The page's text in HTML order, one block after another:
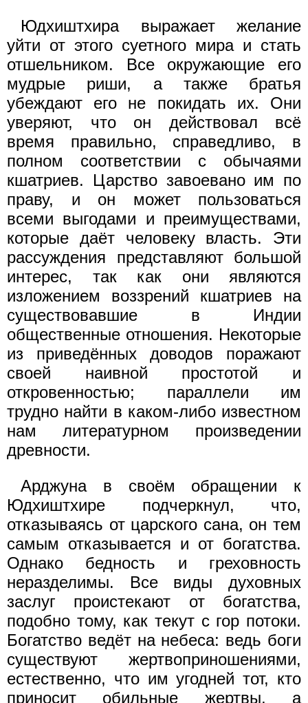
Юдхиштхира выражает желание
уйти от этого суетного мира и стать
отшельником. Все окружающие его
мудрые риши, а также братья
убеждают его не покидать их. Они
уверяют, что он действовал всё
время правильно, справедливо, в
полном соответствии с обычаями
кшатриев. Царство завоевано им по
праву, и он может пользоваться
всеми выгодами и преимуществами,
которые даёт человеку власть. Эти
рассуждения представляют большой
интерес, так как они являются
изложением воззрений кшатриев на
существовавшие в Индии
общественные отношения. Некоторые
из приведённых доводов поражают
своей наивной простотой и
откровенностью; параллели им
трудно найти в каком-либо известном
нам литературном произведении
древности.
Арджуна в своём обращении к
Юдхиштхире подчеркнул, что,
отказываясь от царского сана, он тем
самым отказывается и от богатства.
Однако бедность и греховность
неразделимы. Все виды духовных
заслуг проистекают от богатства,
подобно тому, как текут с гор потоки.
Богатство ведёт на небеса: ведь боги
существуют жертвоприношениями,
естественно, что им угодней тот, кто
приносит обильные жертвы, а